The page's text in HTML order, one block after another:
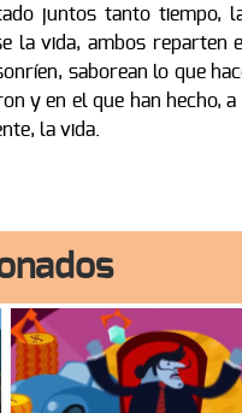
juntos tanto tiempo,
la vida, ambos reparten
saborean lo que
y en el que han hecho,
la vida.